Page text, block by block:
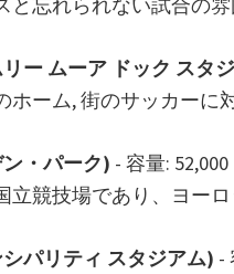
と忘れられない試合の
ー ムーア ドック スタ
ホーム, 街のサッカーに
・パーク) - 容量: 52,000
立競技場であり、ヨー
パリティ スタジアム) -